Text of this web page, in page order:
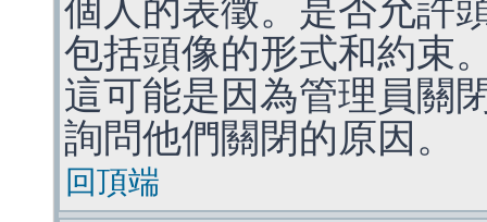
個人的表徵。是否允許
包括頭像的形式和約束
這可能是因為管理員關
詢問他們關閉的原因。
回頂端